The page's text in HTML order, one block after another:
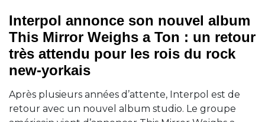
Interpol annonce son nouvel album
This Mirror Weighs a Ton : un retour
très attendu pour les rois du rock
new-yorkais
Après plusieurs années d’attente, Interpol est de
retour avec un nouvel album studio. Le groupe